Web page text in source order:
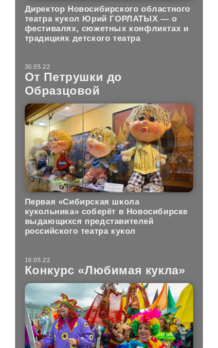
Директор Новосибирского областного
театра кукол Юрий ГОРЛАТЫХ — о
фестивалях, сюжетных конфликтах и
традициях детского театра
30.05.22
От Петрушки до
Образцовой
Первая «Сибирская школа
кукольника» соберёт в Новосибирске
выдающихся представителей
российского театра кукол
16.05.22
Конкурс «Любимая кукла»